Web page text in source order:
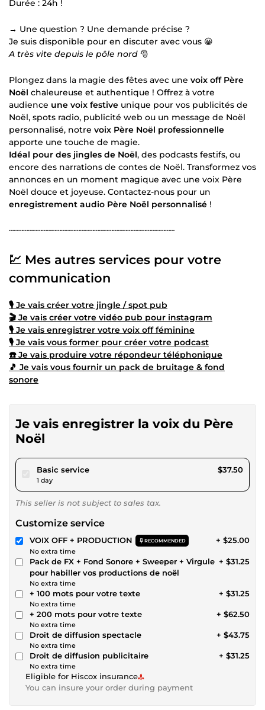
Durée : 24h !
→ Une question ? Une demande précise ?
Je suis disponible pour en discuter avec vous 😀
A très vite depuis le pôle nord 🎅
Plongez dans la magie des fêtes avec une voix off Père
Noël chaleureuse et authentique ! Offrez à votre
audience une voix festive unique pour vos publicités de
Noël, spots radio, publicité web ou un message de Noël
personnalisé, notre voix Père Noël professionnelle
apporte une touche de magie.
Idéal pour des jingles de Noël, des podcasts festifs, ou
encore des narrations de contes de Noël. Transformez vos
annonces en un moment magique avec une voix Père
Noël douce et joyeuse. Contactez-nous pour un
enregistrement audio Père Noël personnalisé !
┄┄┄┄┄┄┄┄┄┄┄┄┄┄┄┄┄┄┄┄┄┄┄┄┄┄┄┄┄┄┄┄┄┄┄
💹 Mes autres services pour votre
communication
🎙️ Je vais créer votre jingle / spot pub
🎬 Je vais créer votre vidéo pub pour instagram
🎙️ Je vais enregistrer votre voix off féminine
🎙️ Je vais vous former pour créer votre podcast
☎️ Je vais produire votre répondeur téléphonique
🎵 Je vais vous fournir un pack de bruitage & fond
sonore
Je vais enregistrer la voix du Père
Noël
Basic servicepour $34.56
1 day
$37.50
This seller is not subject to sales tax.
Customize service
VOIX OFF + PRODUCTION RECOMMENDED
No extra time
+ $25.00
Pack de FX + Fond Sonore + Sweeper + Virgule
pour habiller vos productions de noël
No extra time
+ $31.25
+ 100 mots pour votre texte
No extra time
+ $31.25
+ 200 mots pour votre texte
No extra time
+ $62.50
Droit de diffusion spectacle
No extra time
+ $43.75
Droit de diffusion publicitaire
No extra time
+ $31.25
Eligible for Hiscox insurance
You can insure your order during payment